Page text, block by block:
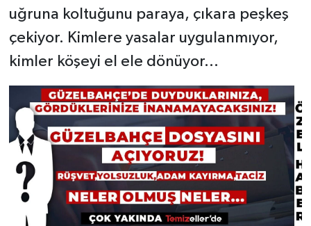
uğruna koltuğunu paraya, çıkara peşkeş
çekiyor. Kimlere yasalar uygulanmıyor,
kimler köşeyi el ele dönüyor...